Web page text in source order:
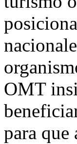
OMT
para que